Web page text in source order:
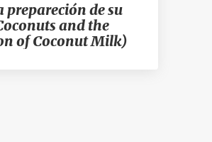
prepareción de su
and the
of Coconut Milk)